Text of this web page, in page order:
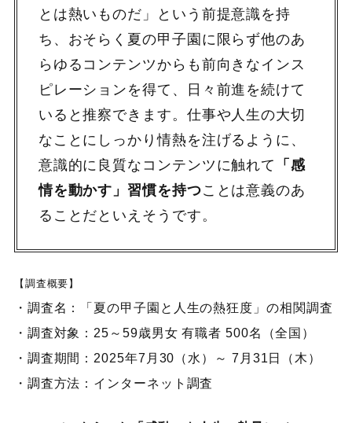
とは熱いものだ」という前提意識を持
ち、おそらく夏の甲子園に限らず他のあ
らゆるコンテンツからも前向きなインス
ピレーションを得て、日々前進を続けて
いると推察できます。仕事や人生の大切
なことにしっかり情熱を注げるように、
意識的に良質なコンテンツに触れて
「感
情を動かす」習慣を持つことは意義のあ
ることだといえそうです。
【調査概要】
・調査名：「夏の甲子園と人生の熱狂度」の相関調査
・調査対象：25～59歳男女 有職者 500名（全国）
・調査期間：2025年7月30（水）～ 7月31日（木）
・調査方法：インターネット調査